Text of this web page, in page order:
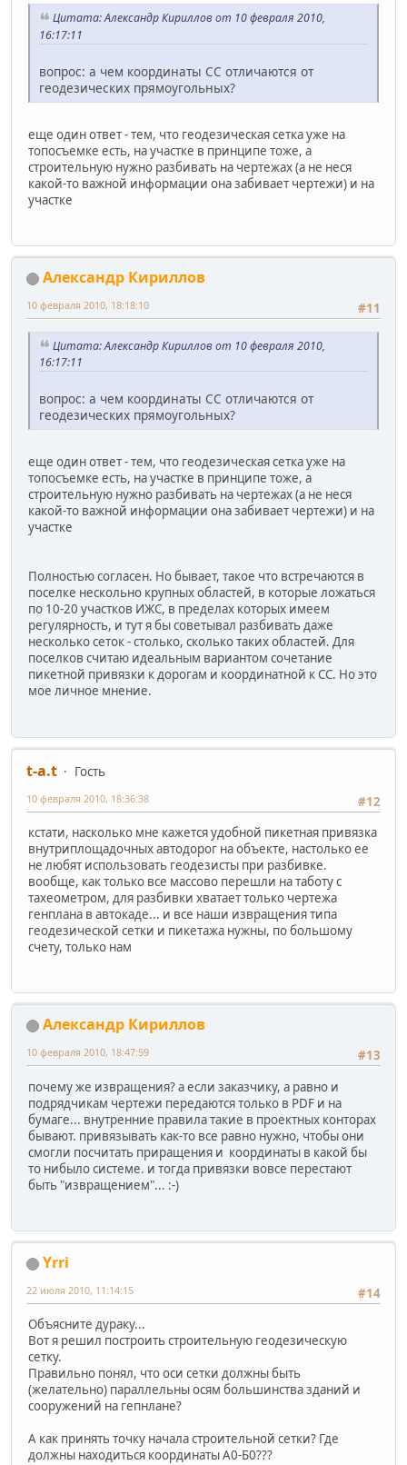
Цитата: Александр Кириллов от 10 февраля 2010,
16:17:11
вопрос: а чем координаты СС отличаются от
геодезических прямоугольных?
еще один ответ - тем, что геодезическая сетка уже на
топосъемке есть, на участке в принципе тоже, а
строительную нужно разбивать на чертежах (а не неся
какой-то важной информации она забивает чертежи) и на
участке
Александр Кириллов
#11
10 февраля 2010, 18:18:10
Цитата: Александр Кириллов от 10 февраля 2010,
16:17:11
вопрос: а чем координаты СС отличаются от
геодезических прямоугольных?
еще один ответ - тем, что геодезическая сетка уже на
топосъемке есть, на участке в принципе тоже, а
строительную нужно разбивать на чертежах (а не неся
какой-то важной информации она забивает чертежи) и на
участке
Полностью согласен. Но бывает, такое что встречаются в
поселке нескольно крупных областей, в которые ложаться
по 10-20 участков ИЖС, в пределах которых имеем
регулярность, и тут я бы советывал разбивать даже
несколько сеток - столько, сколько таких областей. Для
поселков считаю идеальным вариантом сочетание
пикетной привязки к дорогам и координатной к СС. Но это
мое личное мнение.
t-a.t
Гость
#12
10 февраля 2010, 18:36:38
кстати, насколько мне кажется удобной пикетная привязка
внутриплощадочных автодорог на объекте, настолько ее
не любят использовать геодезисты при разбивке.
вообще, как только все массово перешли на таботу с
тахеометром, для разбивки хватает только чертежа
генплана в автокаде... и все наши извращения типа
геодезической сетки и пикетажа нужны, по большому
счету, только нам
Александр Кириллов
#13
10 февраля 2010, 18:47:59
почему же извращения? а если заказчику, а равно и
подрядчикам чертежи передаются только в PDF и на
бумаге... внутренние правила такие в проектных конторах
бывают. привязывать как-то все равно нужно, чтобы они
смогли посчитать приращения и координаты в какой бы
то нибыло системе. и тогда привязки вовсе перестают
быть "извращением"... :-)
Yrri
#14
22 июля 2010, 11:14:15
Объясните дураку...
Вот я решил построить строительную геодезическую
сетку.
Правильно понял, что оси сетки должны быть
(желательно) параллельны осям большинства зданий и
сооружений на гепнлане?
А как принять точку начала строительной сетки? Где
должны находиться координаты А0-Б0???